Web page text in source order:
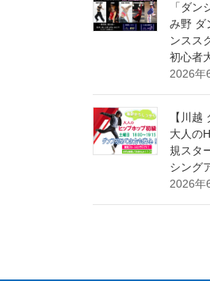
「ダ
み野 ダ
ンスス
初心者
2026年
【川越
大人の
規スタ
シング
2026年